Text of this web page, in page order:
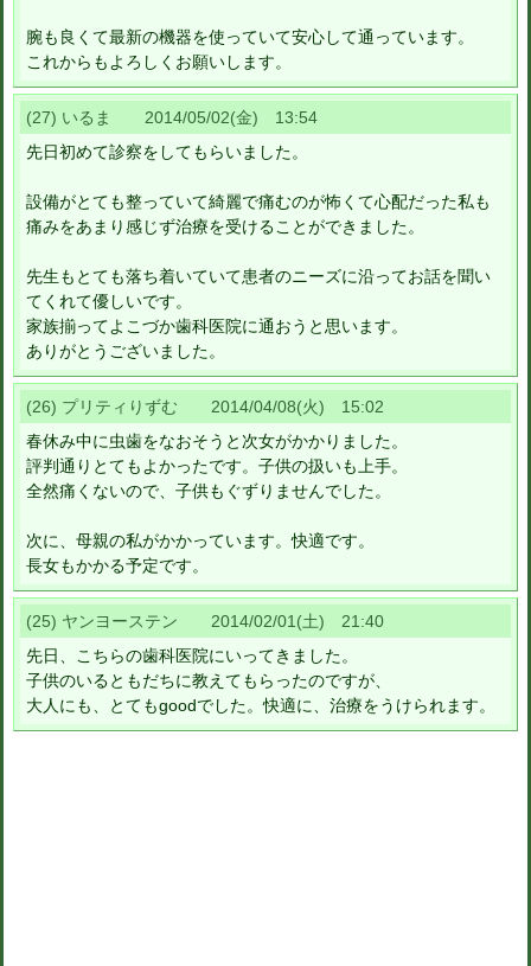
腕も良くて最新の機器を使っていて安心して通っています。
これからもよろしくお願いします。
(27) いるま 2014/05/02(金) 13:54
先日初めて診察をしてもらいました。
設備がとても整っていて綺麗で痛むのが怖くて心配だった私も
痛みをあまり感じず治療を受けることができました。
先生もとても落ち着いていて患者のニーズに沿ってお話を聞い
てくれて優しいです。
家族揃ってよこづか歯科医院に通おうと思います。
ありがとうございました。
(26) プリティりずむ 2014/04/08(火) 15:02
春休み中に虫歯をなおそうと次女がかかりました。
評判通りとてもよかったです。子供の扱いも上手。
全然痛くないので、子供もぐずりませんでした。
次に、母親の私がかかっています。快適です。
長女もかかる予定です。
(25) ヤンヨーステン 2014/02/01(土) 21:40
先日、こちらの歯科医院にいってきました。
子供のいるともだちに教えてもらったのですが、
大人にも、とてもgoodでした。快適に、治療をうけられます。